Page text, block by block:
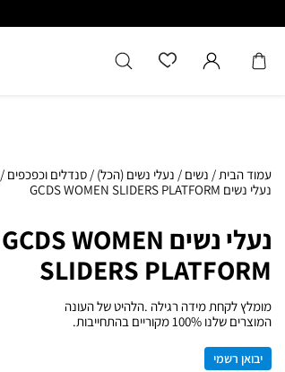
עמוד הבית/ נשים / נעלי נשים (הכל) / סנדלים וכפכפים /
נעלי נשים GCDS WOMEN SLIDERS PLATFORM
נעלי נשים GCDS WOMEN
SLIDERS PLATFORM
מומלץ לקחת מידה רגילה .הלהיט של העונה
המוצרים שלנו 100% מקוריים בהתחייבות.
יבואן רשמי